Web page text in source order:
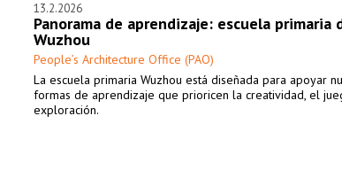
13.2.2026
Panorama de aprendizaje: escuela primaria
Wuzhou
People’s Architecture Office (PAO)
La escuela primaria Wuzhou está diseñada para apoyar
formas de aprendizaje que prioricen la creatividad, el
exploración.